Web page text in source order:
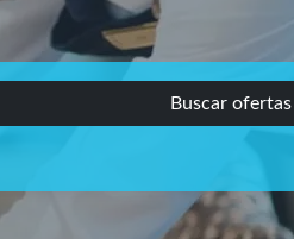
Buscar ofertas